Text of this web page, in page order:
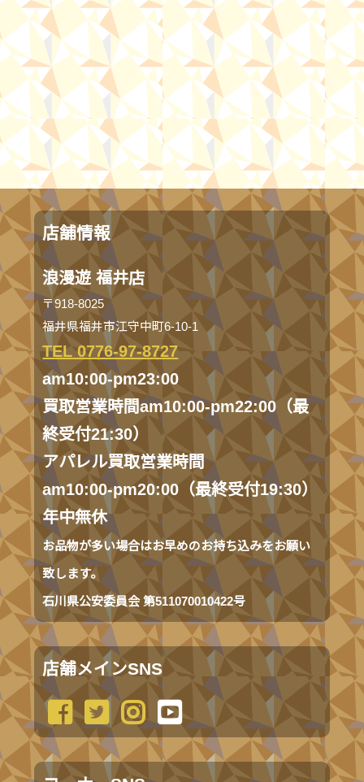
店舗情報
浪漫遊 福井店
〒918-8025
福井県福井市江守中町6-10-1
TEL 0776-97-8727
am10:00-pm23:00
買取営業時間am10:00-pm22:00（最
終受付21:30）
アパレル買取営業時間
am10:00-pm20:00（最終受付19:30）
年中無休
お品物が多い場合はお早めのお持ち込みをお願い
致します。
石川県公安委員会 第511070010422号
店舗メインSNS